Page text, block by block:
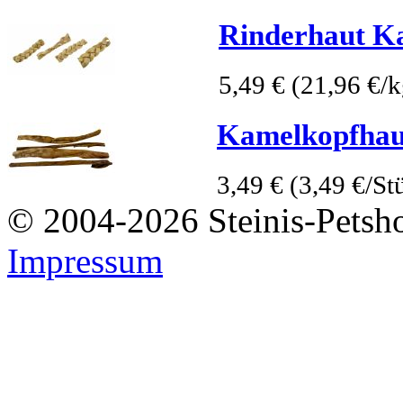
Rinderhaut
5,49 € (21,96 €/
3,49 € (3,49 €/
© 2004-2026 Steinis-
Impressum